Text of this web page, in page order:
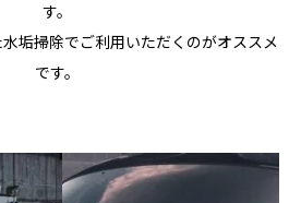
す。
垢掃除でご利用いただくのがオススメ
です。